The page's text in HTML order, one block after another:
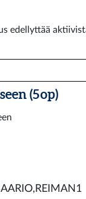
edellyttää
(5 op)